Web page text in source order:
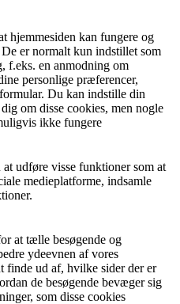
hjemmesiden kan fungere og
er normalt kun indstillet som
f.eks. en anmodning om
personlige præferencer,
Du kan indstille din
om disse cookies, men nogle
ikke fungere
udføre visse funktioner som at
medieplatforme, indsamle
at tælle besøgende og
ydeevnen af vores
finde ud af, hvilke sider der er
de besøgende bevæger sig
som disse cookies